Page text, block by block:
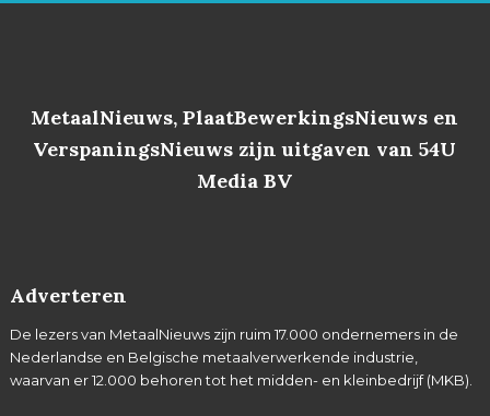
MetaalNieuws, PlaatBewerkingsNieuws en
VerspaningsNieuws zijn uitgaven van 54U
Media BV
Adverteren
De lezers van MetaalNieuws zijn ruim 17.000 ondernemers in de
Nederlandse en Belgische metaalverwerkende industrie,
waarvan er 12.000 behoren tot het midden- en kleinbedrijf (MKB).